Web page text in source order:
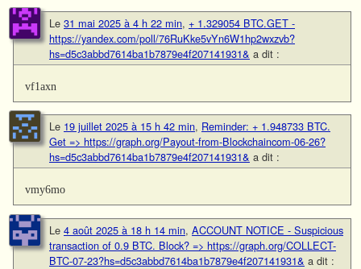
Le 31 mai 2025 à 4 h 22 min, + 1.329054 BTC.GET -
https://yandex.com/poll/76RuKke5vYn6W1hp2wxzvb?
hs=d5c3abbd7614ba1b7879e4f207141931& a dit :
vf1axn
Le 19 juillet 2025 à 15 h 42 min, Reminder: + 1.948733 BTC.
Get => https://graph.org/Payout-from-Blockchaincom-06-26?
hs=d5c3abbd7614ba1b7879e4f207141931& a dit :
vmy6mo
Le 4 août 2025 à 18 h 14 min, ACCOUNT NOTICE - Suspicious
transaction of 0.9 BTC. Block? => https://graph.org/COLLECT-
BTC-07-23?hs=d5c3abbd7614ba1b7879e4f207141931& a dit :